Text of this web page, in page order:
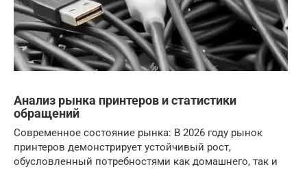
Анализ рынка принтеров и статистики
обращений
Современное состояние рынка: В 2026 году рынок
принтеров демонстрирует устойчивый рост,
обусловленный потребностями как домашнего, так и